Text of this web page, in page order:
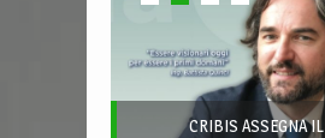
CRIBIS ASSEGNA IL